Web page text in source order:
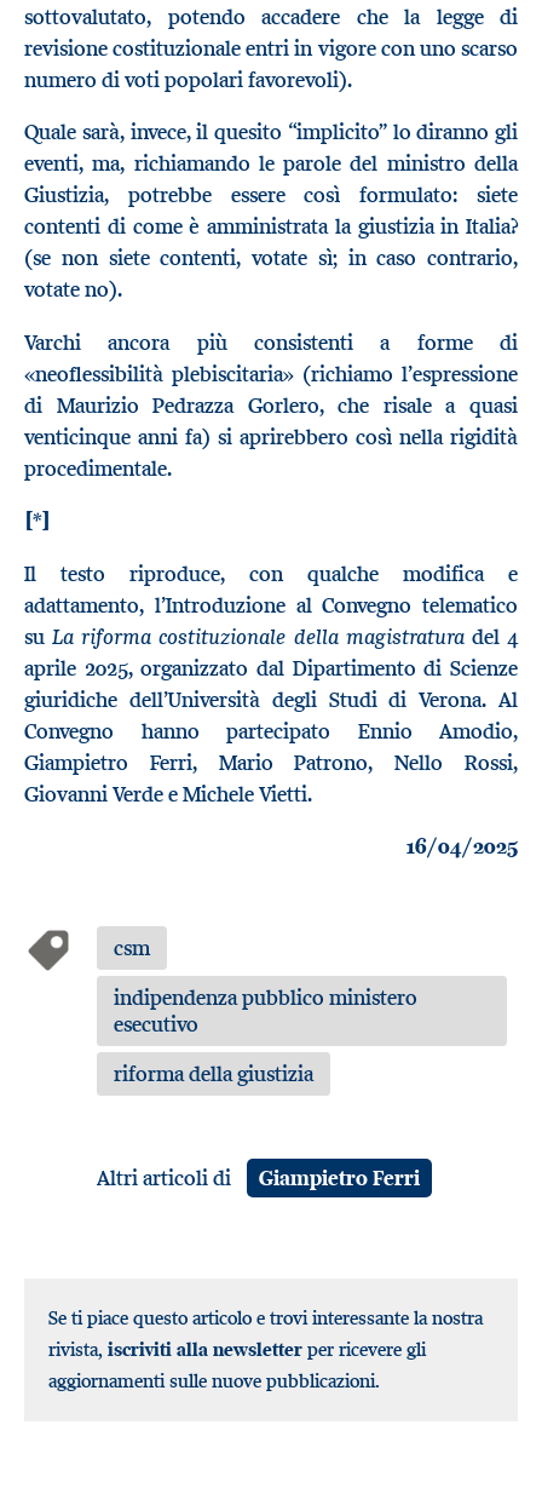
sottovalutato, potendo accadere che la legge di
revisione costituzionale entri in vigore con uno scarso
numero di voti popolari favorevoli).
Quale sarà, invece, il quesito “implicito” lo diranno gli
eventi, ma, richiamando le parole del ministro della
Giustizia, potrebbe essere così formulato: siete
contenti di come è amministrata la giustizia in Italia?
(se non siete contenti, votate sì; in caso contrario,
votate no).
Varchi ancora più consistenti a forme di
«neoflessibilità plebiscitaria» (richiamo l’espressione
di Maurizio Pedrazza Gorlero, che risale a quasi
venticinque anni fa) si aprirebbero così nella rigidità
procedimentale.
[*]
Il testo riproduce, con qualche modifica e
adattamento, l’Introduzione al Convegno telematico
suLa riforma costituzionale della magistraturadel 4
aprile 2025, organizzato dal Dipartimento di Scienze
giuridiche dell’Università degli Studi di Verona. Al
Convegno hanno partecipato Ennio Amodio,
Giampietro Ferri, Mario Patrono, Nello Rossi,
Giovanni Verde e Michele Vietti.
16/04/2025
csm
indipendenza pubblico ministero
esecutivo
riforma della giustizia
Altri articoli di Giampietro Ferri
Se ti piace questo articolo e trovi interessante la nostra
rivista, iscriviti alla newsletter per ricevere gli
aggiornamenti sulle nuove pubblicazioni.